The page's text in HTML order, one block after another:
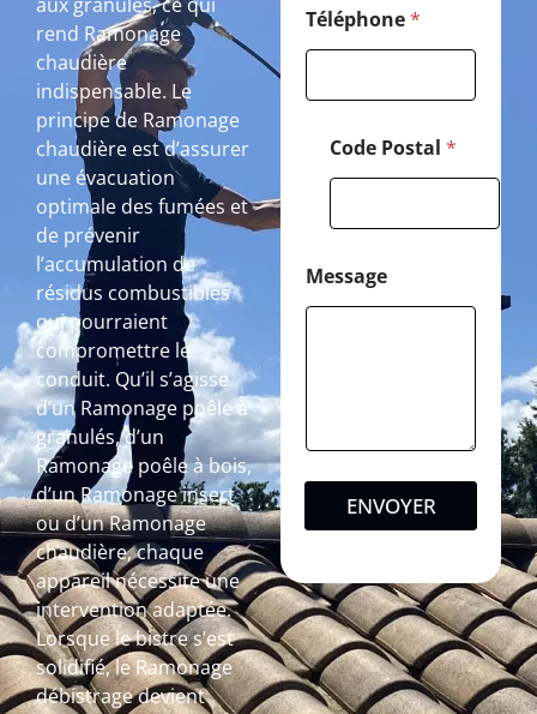
aux granulés, ce qui
rend Ramonage
chaudière
indispensable. Le
principe de Ramonage
chaudière est d’assurer
une évacuation
optimale des fumées et
de prévenir
l’accumulation de
résidus combustibles
qui pourraient
compromettre le
conduit. Qu’il s’agisse
d’un Ramonage poêle à
granulés, d’un
Ramonage poêle à bois,
d’un Ramonage insert
ou d’un Ramonage
chaudière, chaque
appareil nécessite une
intervention adaptée.
Lorsque le bistre s’est
solidifié, le Ramonage
débistrage devient
Téléphone*
Code Postal *
Message
ENVOYER